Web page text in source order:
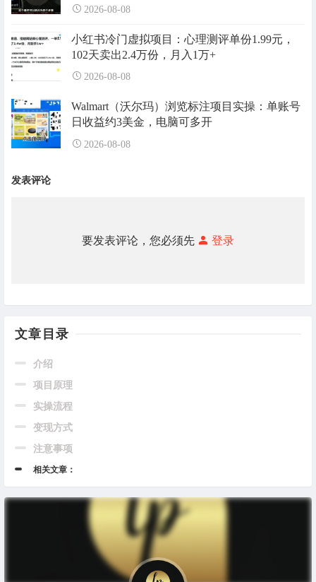
2026-08-08
小红书冷门虚拟项目：心理测评单份1.99元，
102天卖出2.4万份，月入1万+
2026-08-08
Walmart（沃尔玛）浏览标注项目实操：单账号
日收益约3美金，电脑可多开
2026-08-08
发表评论
要发表评论，您必须先 登录
文章目录
介绍
项目原理
实操流程
变现方式
注意事项
相关文章：